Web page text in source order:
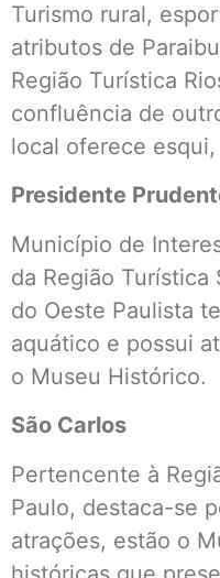
Turismo rural,
atributos de
Região Turística
confluência de
local oferece
Presidente
Município de
da Região
do Oeste Paulista
aquático e possui
o Museu Histórico.
São Carlos
Pertencente à
Paulo, destaca-se
atrações, estão o